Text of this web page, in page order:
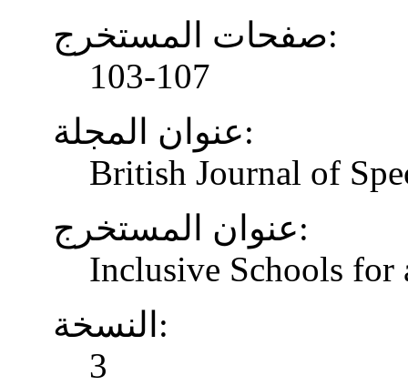
صفحات المستخرج:
103-107
عنوان المجلة:
British Journal of
عنوان المستخرج:
Inclusive Schools for
النسخة:
3